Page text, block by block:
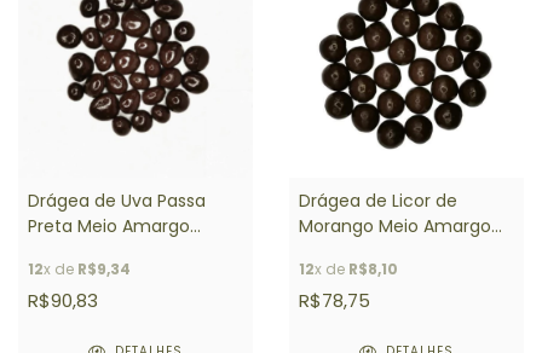
Drágea de Uva Passa
Preta Meio Amargo
12x de R$9,34
R$90,83
Drágea de Licor de
Morango Meio Amargo
12x de R$8,10
R$78,75